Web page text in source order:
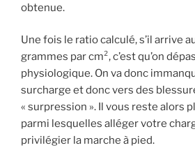
obtenue.
Une fois le ratio calculé, s’il arrive
grammes par cm², c’est qu’on
physiologique. On va donc
surcharge et donc vers des
« surpression ». Il vous reste alors
parmi lesquelles alléger votre
privilégier la marche à pied.